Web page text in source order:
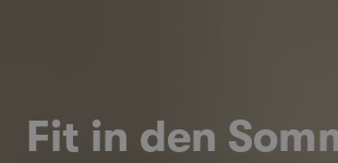
Fit in den